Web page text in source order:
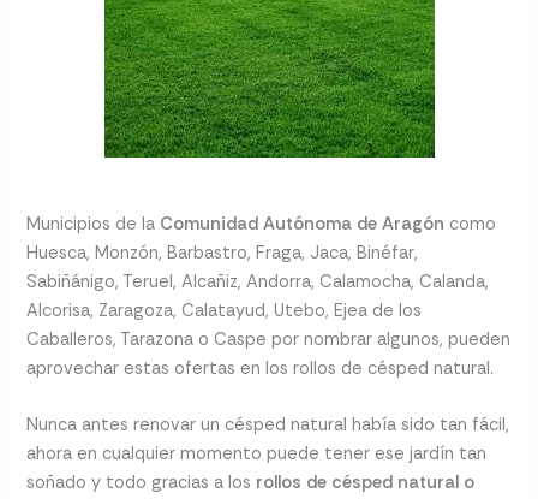
Municipios de la Comunidad Autónoma de Aragón como
Huesca, Monzón, Barbastro, Fraga, Jaca, Binéfar,
Sabiñánigo, Teruel, Alcañiz, Andorra, Calamocha, Calanda,
Alcorisa, Zaragoza, Calatayud, Utebo, Ejea de los
Caballeros, Tarazona o Caspe por nombrar algunos, pueden
aprovechar estas ofertas en los rollos de césped natural.
Nunca antes renovar un césped natural había sido tan fácil,
ahora en cualquier momento puede tener ese jardín tan
soñado y todo gracias a los rollos de césped natural o